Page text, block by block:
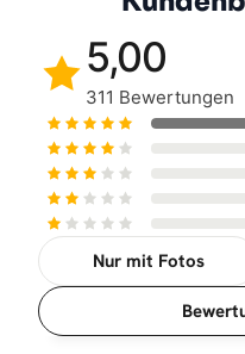
5,00
311 Bewertungen
Nur mit Fotos
Sortierung